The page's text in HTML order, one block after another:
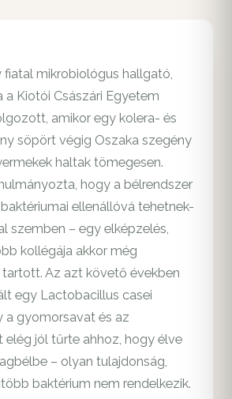
fiatal mikrobiológus hallgató,
a Kiotói Császári Egyetem
amikor egy kolera- és
söpört végig Oszaka szegény
haltak tömegesen.
hogy a bélrendszer
ellenállóvá tehetnek-
szemben – egy elképzelés,
kollégája akkor még
Az azt követő években
egy Lactobacillus casei
a gyomorsavat és az
elég jól tűrte ahhoz, hogy élve
– olyan tulajdonság,
baktérium nem rendelkezik.